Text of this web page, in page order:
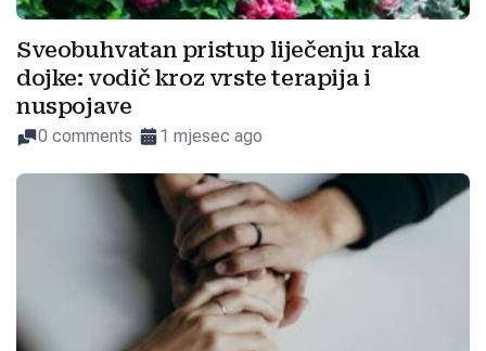
Sveobuhvatan pristup liječenju raka
dojke: vodič kroz vrste terapija i
nuspojave
0 comments 1 mjesec ago